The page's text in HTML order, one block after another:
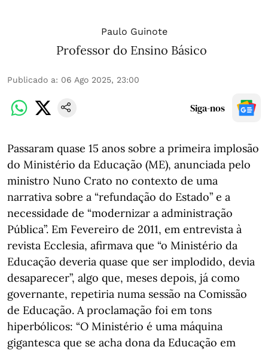
Paulo Guinote
Professor do Ensino Básico
Publicado a: 06 Ago 2025, 23:00
Siga-nos
Passaram quase 15 anos sobre a primeira implosão
do Ministério da Educação (ME), anunciada pelo
ministro Nuno Crato no contexto de uma
narrativa sobre a “refundação do Estado” e a
necessidade de “modernizar a administração
Pública”. Em Fevereiro de 2011, em entrevista à
revista Ecclesia, afirmava que “o Ministério da
Educação deveria quase que ser implodido, devia
desaparecer”, algo que, meses depois, já como
governante, repetiria numa sessão na Comissão
de Educação. A proclamação foi em tons
hiperbólicos: “O Ministério é uma máquina
gigantesca que se acha dona da Educação em